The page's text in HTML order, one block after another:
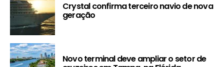
Crystal confirma terceiro navio de nova
geração
Novo terminal deve ampliar o setor de